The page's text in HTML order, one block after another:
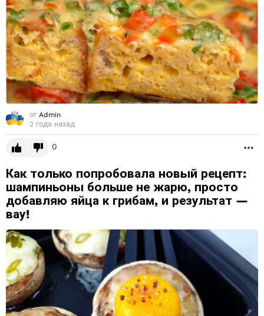
от Admin
2 года назад
0
Как только попробовала новый рецепт:
шампиньоны больше не жарю, просто
добавляю яйца к грибам, и результат —
вау!